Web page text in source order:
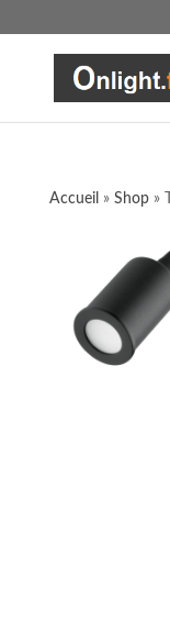
Accueil » Shop»